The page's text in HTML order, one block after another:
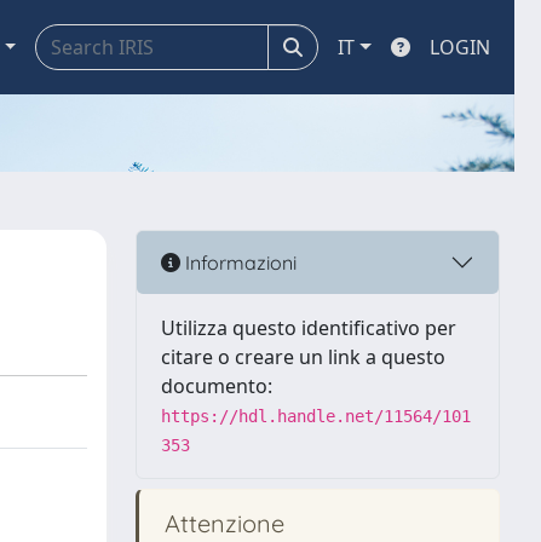
IT LOGIN
Informazioni
Utilizza questo identificativo per
citare o creare un link a questo
documento:
https://hdl.handle.net/11564/101
353
Attenzione